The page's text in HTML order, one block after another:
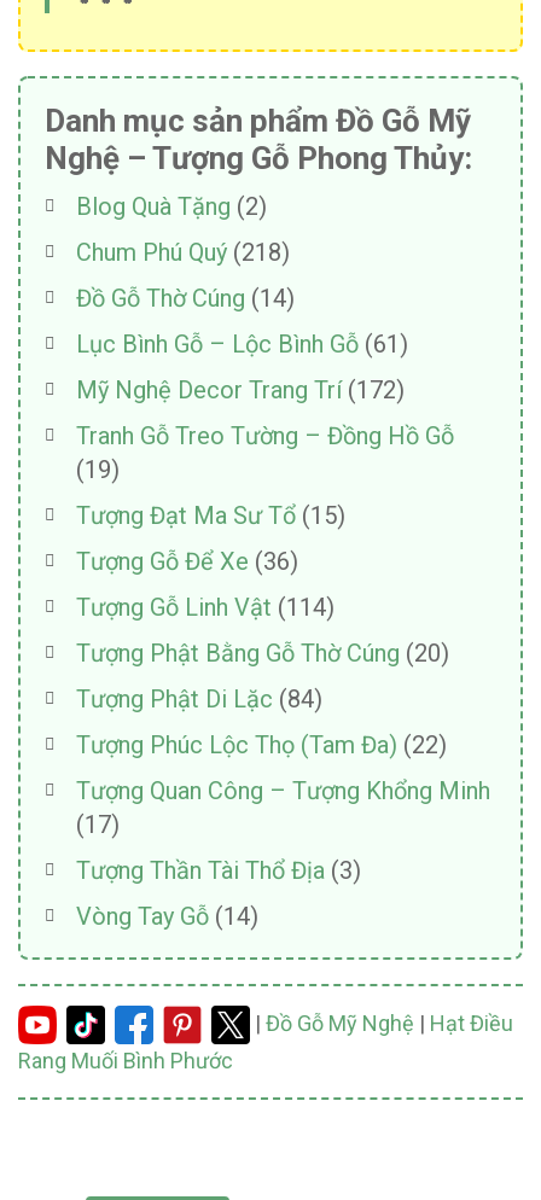
Danh mục sản phẩm Đồ Gỗ Mỹ
Nghệ – Tượng Gỗ Phong Thủy:
Blog Quà Tặng (2)
Chum Phú Quý(218)
Đồ Gỗ Thờ Cúng (14)
Lục Bình Gỗ – Lộc Bình Gỗ(61)
Mỹ Nghệ Decor Trang Trí(172)
Tranh Gỗ Treo Tường – Đồng Hồ Gỗ
(19)
Tượng Đạt Ma Sư Tổ(15)
Tượng Gỗ Để Xe (36)
Tượng Gỗ Linh Vật (114)
Tượng Phật Bằng Gỗ Thờ Cúng (20)
Tượng Phật Di Lặc (84)
Tượng Phúc Lộc Thọ (Tam Đa) (22)
Tượng Quan Công – Tượng Khổng Minh
(17)
Tượng Thần Tài Thổ Địa(3)
Vòng Tay Gỗ(14)
| Đồ Gỗ Mỹ Nghệ | Hạt Điều
Rang Muối Bình Phước